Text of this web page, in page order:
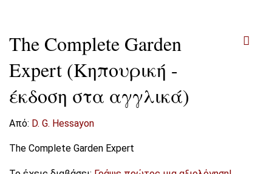
The Complete Garden
Expert (Κηπουρική -
έκδοση στα αγγλικά)
Από: D. G. Hessayon
The Complete Garden Expert